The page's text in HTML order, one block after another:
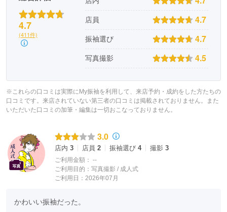
新潟県十日町市の伝統産業を受け継いできた
熟練の職人たちによって
生み出されるTAKAZENの振袖。
こだわりの振袖に注がれた、
職人の力をご紹介します。
4.7
(411件)
店員 4.7
振袖選び 4.7
写真撮影 4.5
※これらの口コミは実際にMy振袖を利用して、来店予約・成約をした方たちの
口コミです。来店されていない第三者の口コミは掲載されておりません。また
いただいた口コミの加筆・編集は一切おこなっておりません。
3.0
店内 3 店員 2 振袖選び 4 撮影 3
ご利用金額： --
ご利用目的： 写真撮影 / 成人式
ご利用日：2026年07月
かわいい振袖だった。